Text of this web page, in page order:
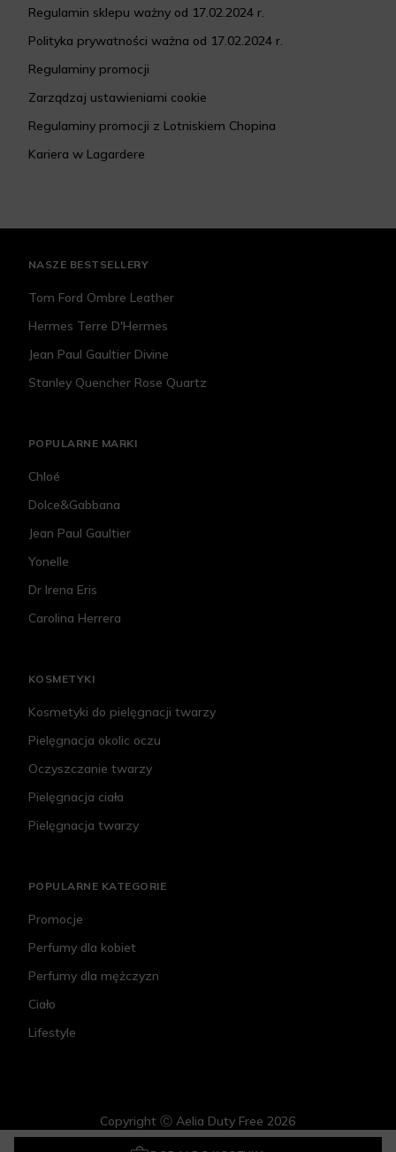
Regulamin sklepu ważny od 17.02.2024 r.
Polityka prywatności ważna od 17.02.2024 r.
Regulaminy promocji
Zarządzaj ustawieniami cookie
Regulaminy promocji z Lotniskiem Chopina
Kariera w Lagardere
NASZE BESTSELLERY
Tom Ford Ombre Leather
Hermes Terre D'Hermes
Jean Paul Gaultier Divine
Stanley Quencher Rose Quartz
POPULARNE MARKI
Chloé
Dolce&Gabbana
Jean Paul Gaultier
Yonelle
Dr Irena Eris
Carolina Herrera
KOSMETYKI
Kosmetyki do pielęgnacji twarzy
Pielęgnacja okolic oczu
Oczyszczanie twarzy
Pielęgnacja ciała
Pielęgnacja twarzy
POPULARNE KATEGORIE
Promocje
Perfumy dla kobiet
Perfumy dla mężczyzn
Ciało
Lifestyle
Copyright Ⓒ Aelia Duty Free 2026